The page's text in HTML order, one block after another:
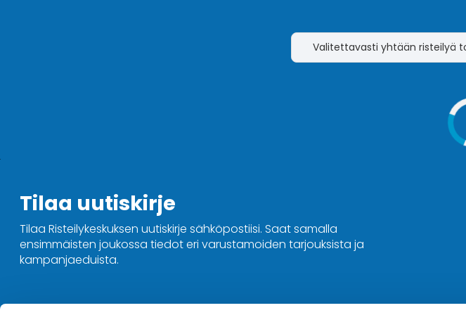
Valitettavasti yhtään risteilyä
Tilaa uutiskirje
Tilaa Risteilykeskuksen uutiskirje sähköpostiisi. Saat samalla
ensimmäisten joukossa tiedot eri varustamoiden tarjouksista ja
kampanjaeduista.
Ota yhteyttä Hyvä tietää